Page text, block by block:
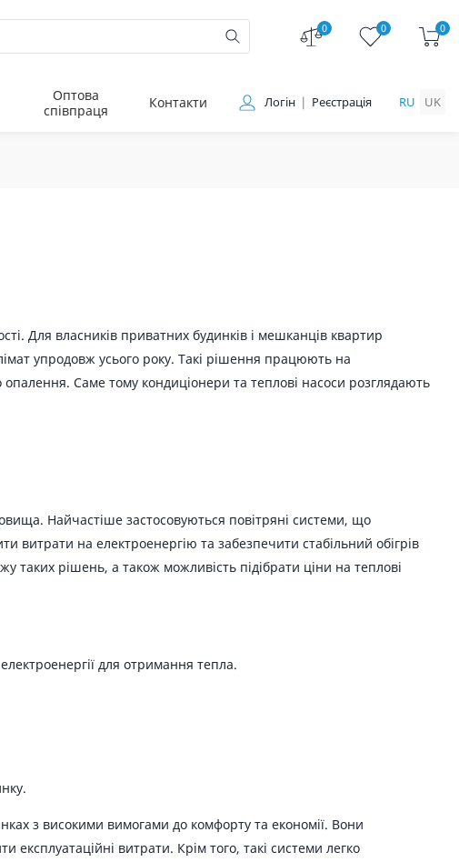
0 0 0
Оптова
співпраця
Контакти Логін Реєстрація RU UK
Для власників приватних будинків і мешканців квартир
упродовж усього року. Такі рішення працюють на
Саме тому кондиціонери та теплові насоси розглядають
Найчастіше застосовуються повітряні системи, що
витрати на електроенергію та забезпечити стабільний обігрів
таких рішень, а також можливість підібрати ціни на теплові
для отримання тепла.
з високими вимогами до комфорту та економії. Вони
витрати. Крім того, такі системи легко